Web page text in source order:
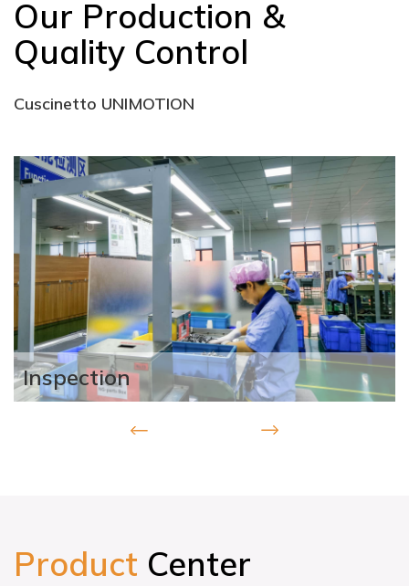
Our Production &
Quality Control
Cuscinetto UNIMOTION
Inspection
Product Center